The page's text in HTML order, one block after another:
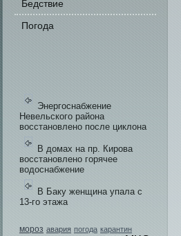
Бедстви­е
Погода
Энергоснабжение
Невельского района
восстановлено после циклона
В домах на пр. Кирова
восстановлено горячее
водоснабжение
В Баку женщина упала с
13-го этажа
мороз авария погода карантин